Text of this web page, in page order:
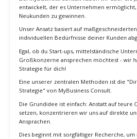
Wie du mit MyBusiness
erfolgreich Neukunden
Beratung gewinnst
Geschäftsberatung gefunden hast, ist es
die Neukundengewinnung zu erarbeiten.
In der Welt der Geschäftsberatung gibt es
weniger Ergebnisse liefern.
Bei MyBusiness Consult haben wir über
entwickelt, der es Unternehmen